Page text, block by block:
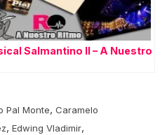
Salmantino II – A Nuestro
Pal Monte, Caramelo
, Edwing Vladimir,